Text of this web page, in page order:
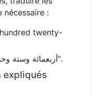
nécessaire :
twenty-
En arabe : 456 → "أربعمائة وستة وخمسون".
expliqués